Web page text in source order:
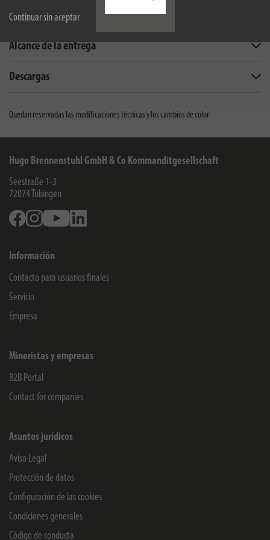
Continuar sin aceptar
Descripción
Alcance de la entrega
Descargas
Quedan reservadas las modificaciones técnicas y los cambios de color
Hugo Brennenstuhl GmbH & Co Kommanditgesellschaft
Seestraße 1-3
72074 Tübingen
FacebookInstagramYoutube
Información
Contacto para usuarios finales
Servicio
Empresa
Minoristas y empresas
B2B Portal
Contact for companies
Asuntos jurídicos
Aviso Legal
Protección de datos
Configuración de las cookies
Condiciones generales
Código de conducta